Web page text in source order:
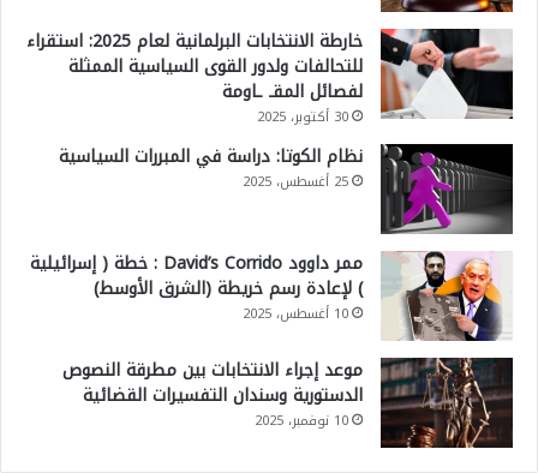
خارطة الانتخابات البرلمانية لعام 2025: استقراء
للتحالفات ولدور القوى السياسية الممثلة
لفصائل المقـ ـاومة
30 أكتوبر، 2025
نظام الكوتا: دراسة في المبررات السياسية
25 أغسطس، 2025
ممر داوود David’s Corrido : خطة ( إسرائيلية
) لإعادة رسم خريطة (الشرق الأوسط)
10 أغسطس، 2025
موعد إجراء الانتخابات بين مطرقة النصوص
الدستورية وسندان التفسيرات القضائية
10 نوفمبر، 2025